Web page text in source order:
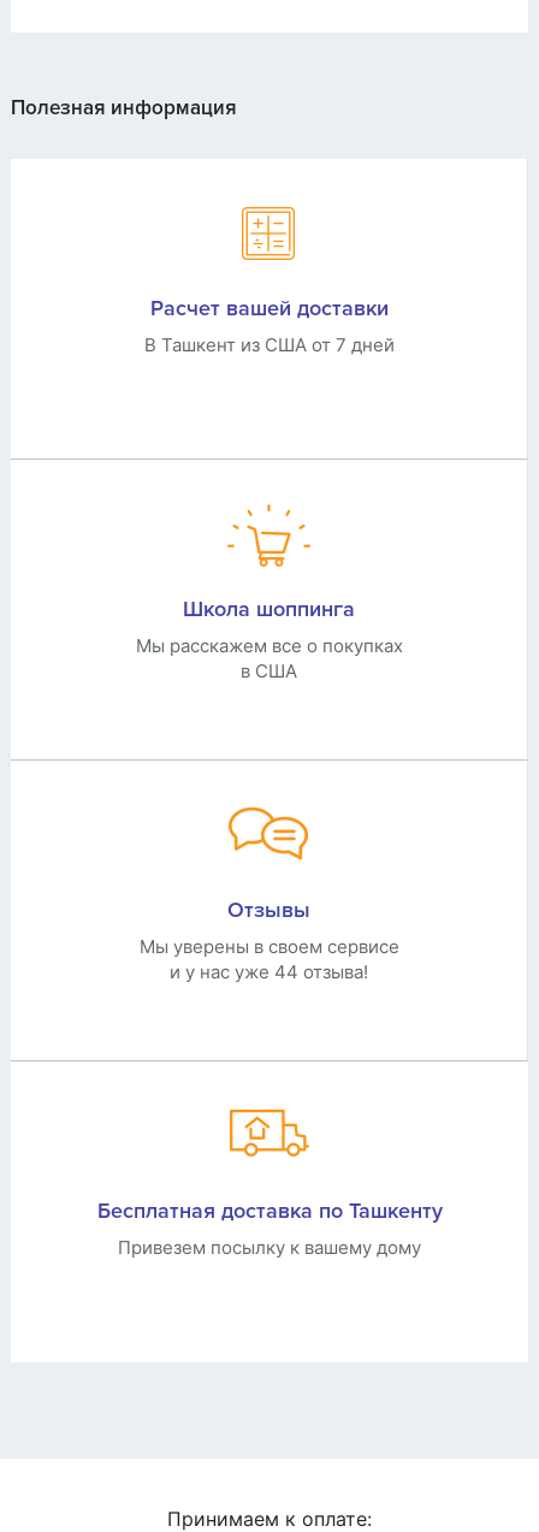
Полезная информация
Расчет вашей доставки
В Ташкент из США от 7 дней
Школа шоппинга
Мы расскажем все о покупках
в США
Отзывы
Мы уверены в своем сервисе
и у нас уже 44 отзыва!
Бесплатная доставка по Ташкенту
Привезем посылку к вашему дому
Принимаем к оплате: